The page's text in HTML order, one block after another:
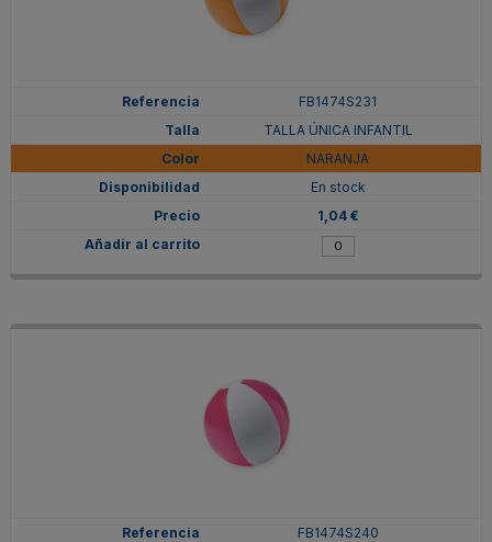
FB1474S231
TALLA ÚNICA INFANTIL
NARANJA
En stock
1,04 €
FB1474S240